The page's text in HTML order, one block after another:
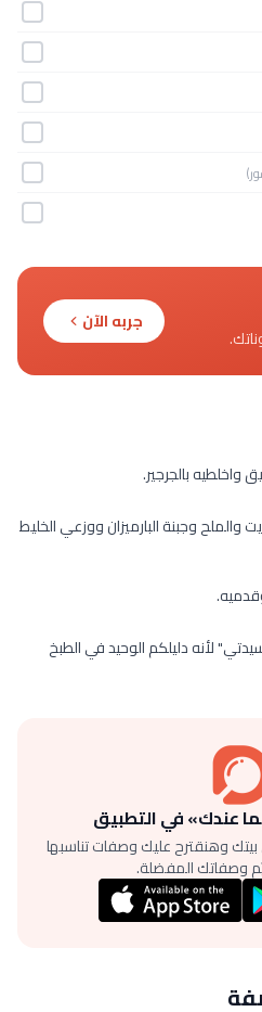
جربه الآن
بالجرجير.
والملح وجبنة البارميزان ووزعي الخليط
لأنه دليلكم الوحيد في الطبخ
عندك» في التطبيق
وهنقترح عليك وصفات تناسبها
وصفاتك المفضلة.